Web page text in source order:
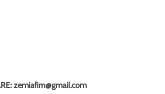
zemiafim@gmail.com